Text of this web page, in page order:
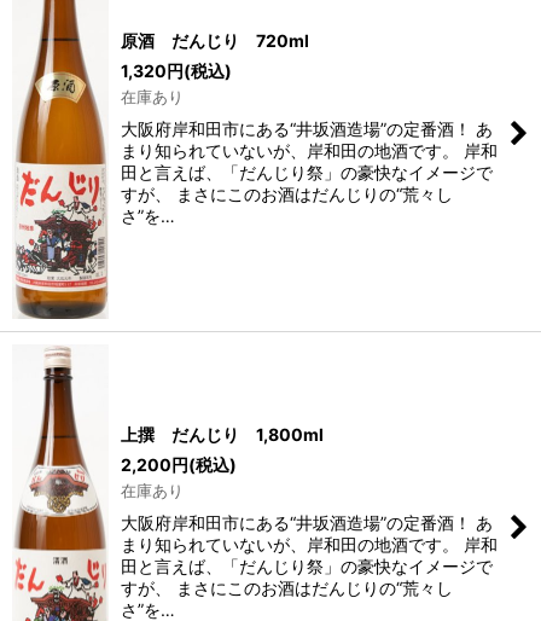
原酒 だんじり 720ml
1,320円(税込)
在庫あり
大阪府岸和田市にある“井坂酒造場”の定番酒！ あ
まり知られていないが、岸和田の地酒です。 岸和
田と言えば、「だんじり祭」の豪快なイメージで
すが、 まさにこのお酒はだんじりの“荒々し
さ”を…
上撰 だんじり 1,800ml
2,200円(税込)
在庫あり
大阪府岸和田市にある“井坂酒造場”の定番酒！ あ
まり知られていないが、岸和田の地酒です。 岸和
田と言えば、「だんじり祭」の豪快なイメージで
すが、 まさにこのお酒はだんじりの“荒々し
さ”を…